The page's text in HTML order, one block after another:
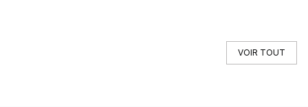
VOIR TOUT